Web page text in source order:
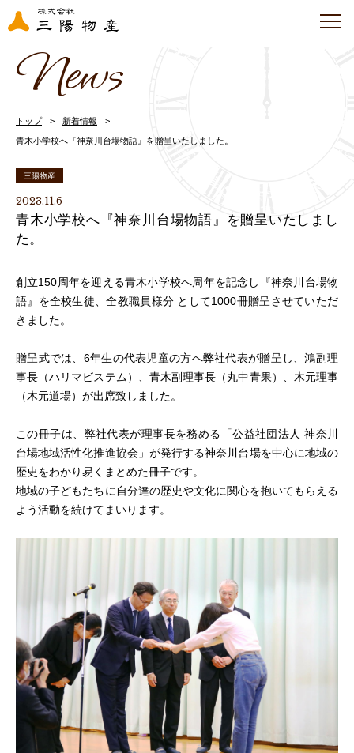
News
トップ 新着情報
青木小学校へ『神奈川台場物語』を贈呈いたしました。
三陽物産
2023.11.6
青木小学校へ『神奈川台場物語』を贈呈いたしまし
た。
創立150周年を迎える青木小学校へ周年を記念し『神奈川台場物
語』を全校生徒、全教職員様分 として1000冊贈呈させていただ
きました。
贈呈式では、6年生の代表児童の方へ弊社代表が贈呈し、鴻副理
事長（ハリマビステム）、青木副理事長（丸中青果）、木元理事
（木元道場）が出席致しました。
この冊子は、弊社代表が理事長を務める「公益社団法人 神奈川
台場地域活性化推進協会」が発行する神奈川台場を中心に地域の
歴史をわかり易くまとめた冊子です。
地域の子どもたちに自分達の歴史や文化に関心を抱いてもらえる
よう活動を続けてまいります。